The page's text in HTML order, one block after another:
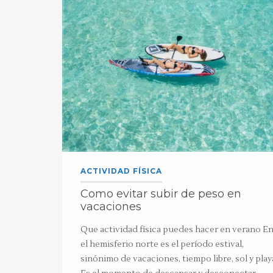
ACTIVIDAD FÍSICA
Como evitar subir de peso en
vacaciones
Que actividad física puedes hacer en verano En
el hemisferio norte es el período estival,
sinónimo de vacaciones, tiempo libre, sol y